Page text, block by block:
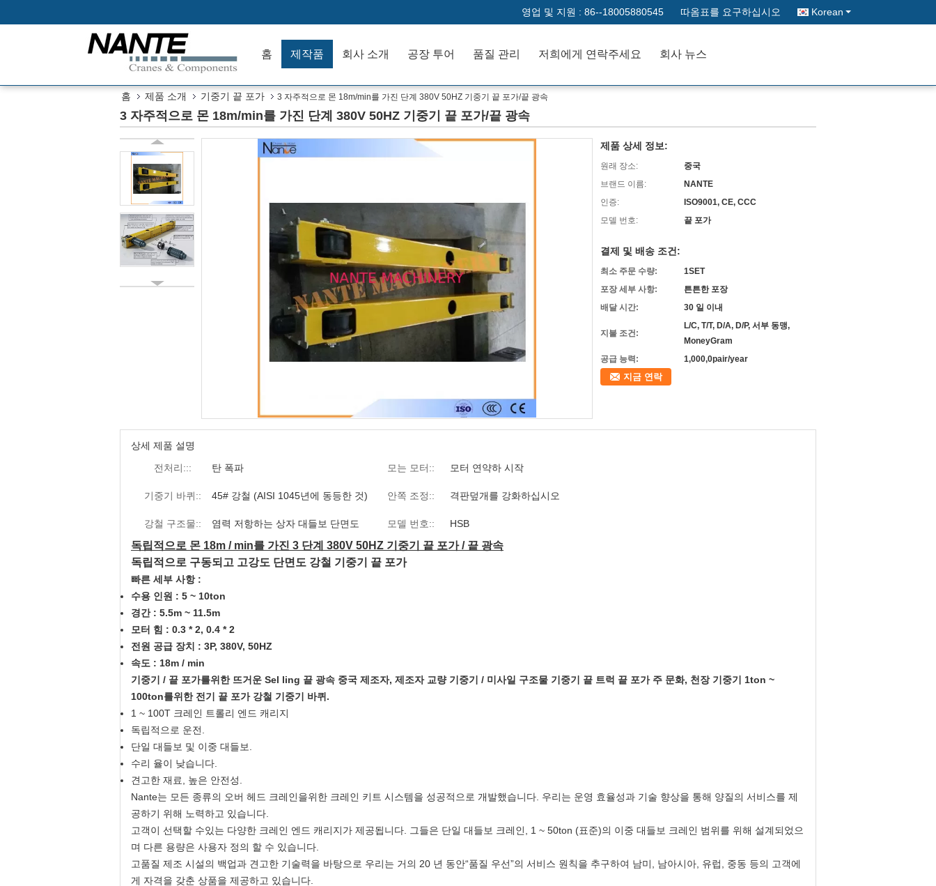
영업 및 지원 : 86--18005880545 따옴표를 요구하십시오 Korean
홈 제작품 회사 소개 공장 투어 품질 관리 저희에게 연락주세요 회사 뉴스
홈 제품 소개 기중기 끝 포가 3 자주적으로 몬 18m/min를 가진 단계 380V 50HZ 기중기 끝 포가/끝 광속
3 자주적으로 몬 18m/min를 가진 단계 380V 50HZ 기중기 끝 포가/끝 광속
제품 상세 정보:
원래 장소:
중국
브랜드 이름:
NANTE
인증:
ISO9001, CE, CCC
모델 번호:
끝 포가
결제 및 배송 조건:
최소 주문 수량:
1SET
포장 세부 사항:
튼튼한 포장
배달 시간:
30 일 이내
지불 조건:
L/C, T/T, D/A, D/P, 서부 동맹,
MoneyGram
공급 능력:
1,000,0pair/year
지금 연락
상세 제품 설명
전처리:::
탄 폭파 모는 모터:: 모터 연약하 시작
기중기 바퀴:: 45# 강철 (AISI 1045년에 동등한 것) 안쪽 조정:: 격판덮개를 강화하십시오
강철 구조물:: 염력 저항하는 상자 대들보 단면도 모델 번호:: HSB
독립적으로 몬 18m / min를 가진 3 단계 380V 50HZ 기중기 끝 포가 / 끝 광속
독립적으로 구동되고 고강도 단면도 강철 기중기 끝 포가
빠른 세부 사항 :
수용 인원 : 5 ~ 10ton
경간 : 5.5m ~ 11.5m
모터 힘 : 0.3 * 2, 0.4 * 2
전원 공급 장치 : 3P, 380V, 50HZ
속도 : 18m / min
기중기 / 끝 포가를위한 뜨거운 Sel ling 끝 광속 중국 제조자, 제조자 교량 기중기 / 미사일 구조물 기중기 끝 트럭 끝 포가 주 문화, 천장 기중기 1ton ~
100ton를위한 전기 끝 포가 강철 기중기 바퀴.
1 ~ 100T 크레인 트롤리 엔드 캐리지
독립적으로 운전.
단일 대들보 및 이중 대들보.
수리 율이 낮습니다.
견고한 재료, 높은 안전성.
Nante는 모든 종류의 오버 헤드 크레인을위한 크레인 키트 시스템을 성공적으로 개발했습니다. 우리는 운영 효율성과 기술 향상을 통해 양질의 서비스를 제
공하기 위해 노력하고 있습니다.
고객이 선택할 수있는 다양한 크레인 엔드 캐리지가 제공됩니다.
그들은 단일 대들보 크레인, 1 ~ 50ton (표준)의 이중 대들보 크레인 범위를 위해 설계되었으
며 다른 용량은 사용자 정의 할 수 있습니다.
고품질 제조 시설의 백업과 견고한 기술력을 바탕으로 우리는 거의 20 년 동안“품질 우선”의 서비스 원칙을 추구하여 남미, 남아시아, 유럽, 중동 등의 고객에
게 자격을 갖춘 상품을 제공하고 있습니다.